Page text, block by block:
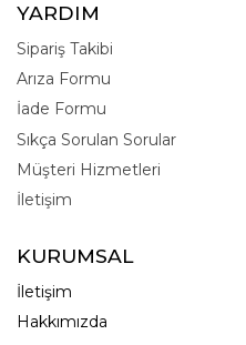
YARDIM
Sipariş Takibi
Arıza Formu
İade Formu
Sıkça Sorulan Sorular
Müşteri Hizmetleri
İletişim
KURUMSAL
İletişim
Hakkımızda